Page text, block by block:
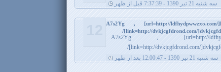
سه شنبه 21 تیر 1390 - 7:37:39 قبل از ظهر
A7s2Yg , [url=http://ldfhydpwwzxo.com/
[link=http://dvkjcgfdrond.com/
A7s2Yg , [url=http://
[link=http://dvkjcgfdrond.com/
سه شنبه 21 تیر 1390 - 12:00:47 بعد از ظهر